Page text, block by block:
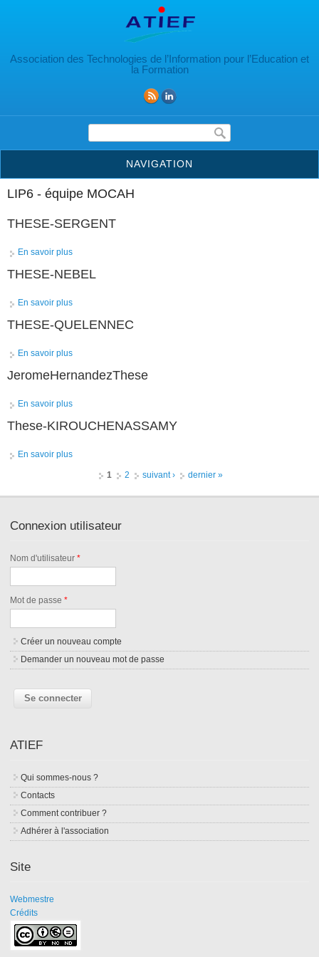
Association des Technologies de l’Information pour l’Education et
la Formation
Formulaire de recherche
NAVIGATION
LIP6 - équipe MOCAH
THESE-SERGENT
En savoir plus
THESE-NEBEL
En savoir plus
THESE-QUELENNEC
En savoir plus
JeromeHernandezThese
En savoir plus
These-KIROUCHENASSAMY
En savoir plus
1 2 suivant › dernier »
Connexion utilisateur
Nom d'utilisateur*
Mot de passe*
Créer un nouveau compte
Demander un nouveau mot de passe
ATIEF
Qui sommes-nous ?
Contacts
Comment contribuer ?
Adhérer à l'association
Site
Webmestre
Crédits